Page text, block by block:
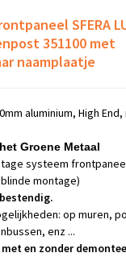
SFERA
351100 met
naamplaatje
aluminium, High
Groene Metaal
systeem
montage)
op muren,
enz ...
en zonder